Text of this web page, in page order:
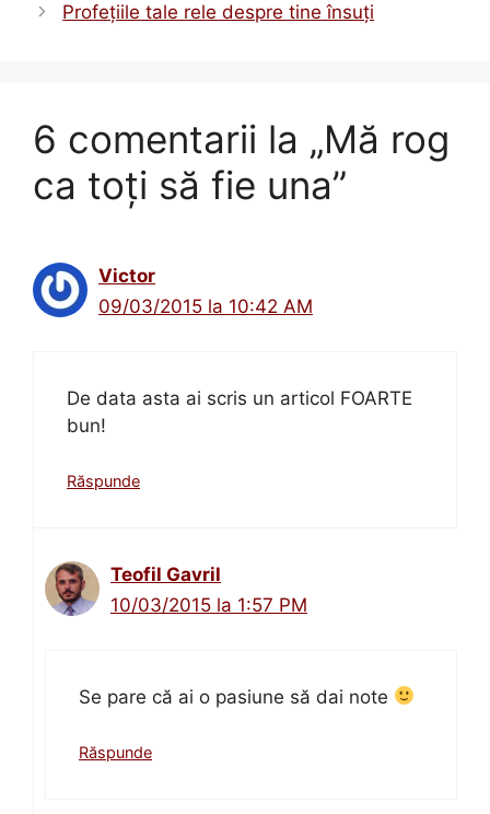
Profețiile tale rele despre tine însuți
6 comentarii la „Mă rog
ca toţi să fie una”
Victor
09/03/2015 la 10:42 AM
De data asta ai scris un articol FOARTE
bun!
Răspunde
Teofil Gavril
10/03/2015 la 1:57 PM
Se pare că ai o pasiune să dai note
Răspunde